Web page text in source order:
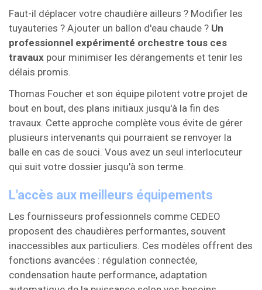
Faut-il déplacer votre chaudière ailleurs ? Modifier les
tuyauteries ? Ajouter un ballon d'eau chaude ? Un
professionnel expérimenté orchestre tous ces
travaux pour minimiser les dérangements et tenir les
délais promis.
Thomas Foucher et son équipe pilotent votre projet de
bout en bout, des plans initiaux jusqu'à la fin des
travaux. Cette approche complète vous évite de gérer
plusieurs intervenants qui pourraient se renvoyer la
balle en cas de souci. Vous avez un seul interlocuteur
qui suit votre dossier jusqu'à son terme.
L'accès aux meilleurs équipements
Les fournisseurs professionnels comme CEDEO
proposent des chaudières performantes, souvent
inaccessibles aux particuliers. Ces modèles offrent des
fonctions avancées : régulation connectée,
condensation haute performance, adaptation